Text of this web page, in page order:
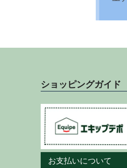
ショッピングガイド
お支払いについて